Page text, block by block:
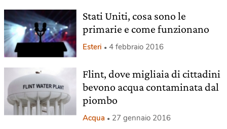
Stati Uniti, cosa sono le
primarie e come funzionano
Esteri 4 febbraio 2016
Flint, dove migliaia di cittadini
bevono acqua contaminata dal
piombo
Acqua 27 gennaio 2016